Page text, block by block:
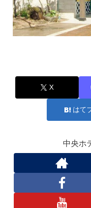
X
はて
中央ホ